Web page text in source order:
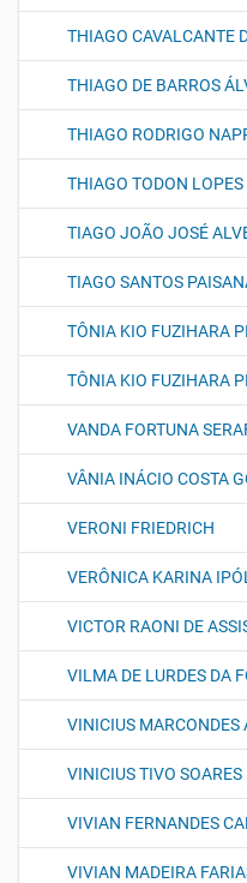
THIAGO CAVALCANTE
THIAGO DE BARROS
THIAGO RODRIGO
THIAGO TODON
TIAGO JOÃO JOSÉ
TIAGO SANTOS
TÔNIA KIO FUZIHARA
TÔNIA KIO FUZIHARA
VANDA FORTUNA
VÂNIA INÁCIO COSTA
VERONI FRIEDRICH
VERÔNICA KARINA
VICTOR RAONI DE
VILMA DE LURDES DA
VINICIUS MARCONDES
VINICIUS TIVO SOARES
VIVIAN FERNANDES
VIVIAN MADEIRA